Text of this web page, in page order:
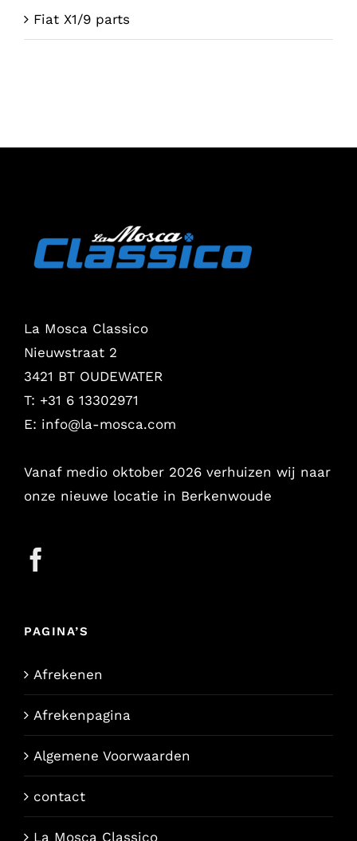
Fiat X1/9 parts
La Mosca Classico
Nieuwstraat 2
3421 BT OUDEWATER
T: +31 6 13302971
E: info@la-mosca.com
Vanaf medio oktober 2026 verhuizen wij naar
onze nieuwe locatie in Berkenwoude
PAGINA’S
Afrekenen
Afrekenpagina
Algemene Voorwaarden
contact
La Mosca Classico